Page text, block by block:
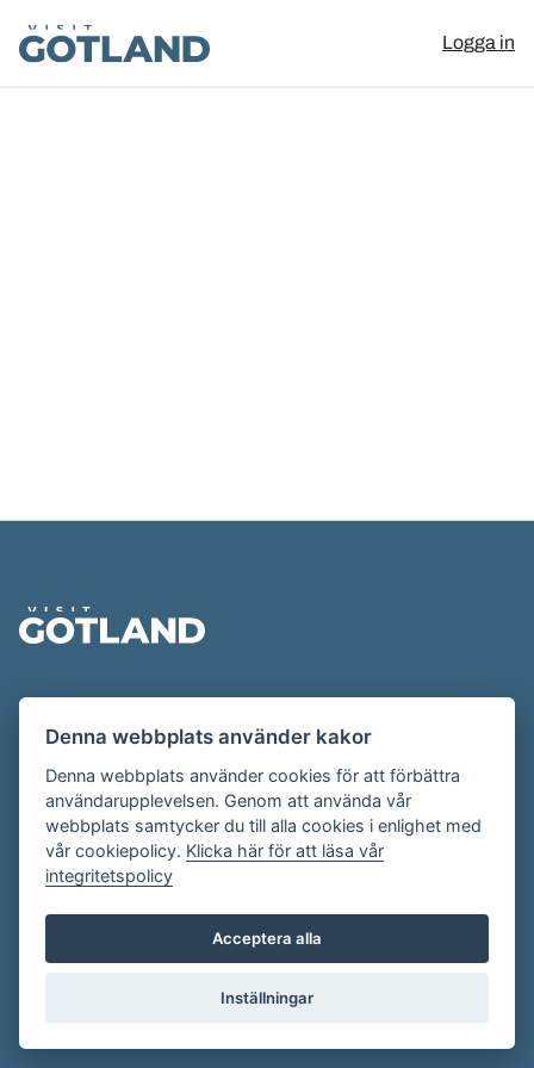
Visit Gotland
Logga in
Evenemangskalendern presenteras av
Destination Gotland påvisitgotland.se.
Har du frågor om evenemangskalendern? Mejla oss på
evenemang@visitgotland.se.
Cookies
Villkor
Skapa konto
Denna webbplats använder kakor
Denna webbplats använder cookies för att förbättra
användarupplevelsen. Genom att använda vår
webbplats samtycker du till alla cookies i enlighet med
vår cookiepolicy. Klicka här för att läsa vår
integritetspolicy
Acceptera alla
Inställningar